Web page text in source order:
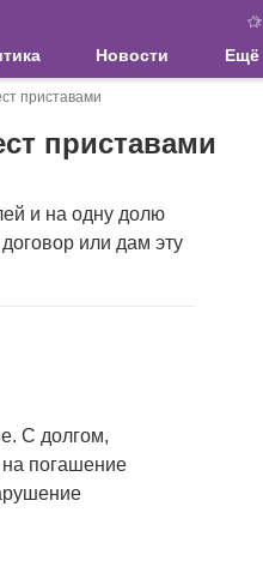
Новости Ещё
приставами
приставами
и на одну долю
или дам эту
С долгом,
на погашение